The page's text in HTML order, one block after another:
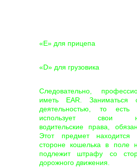
«E» для прицепа
«D» для грузовика
Следовательно,
иметь EAR. Заниматься
деятельностью, то есть
использует свои
водительские права,
Этот предмет находится
стороне кошелька в поле
подлежит штрафу со
дорожного движения.